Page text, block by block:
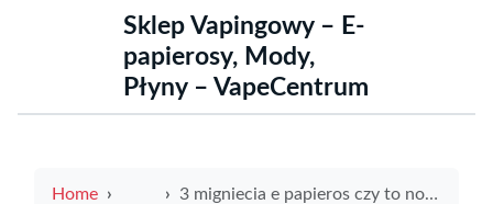
Sklep Vapingowy – E-
papierosy, Mody,
Płyny – VapeCentrum
Home
3 migniecia e papieros czy to nowa generacja elektronicznych papierosów